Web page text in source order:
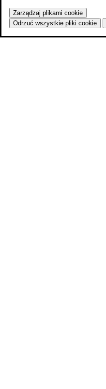
Zarządzaj plikami cookie
Odrzuć wszystkie pliki cookie